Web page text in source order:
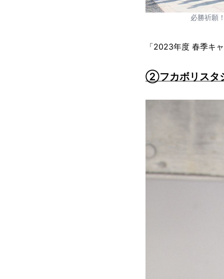
必勝祈願
「2023年度 春季キ
②フカボリスタ